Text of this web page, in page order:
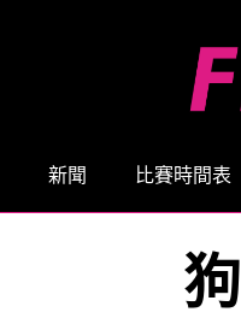
新聞 比賽時間表